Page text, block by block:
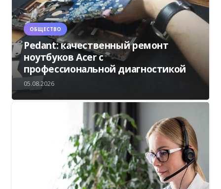
ОБЩЕСТВО
Pedant: качественный ремонт
ноутбуков Acer с
профессиональной диагностикой
05.08.2026